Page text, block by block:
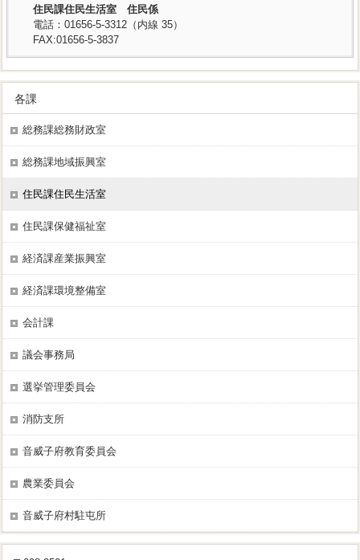
住民課住民生活室 住民係
電話：01656-5-3312（内線 35）
FAX:01656-5-3837
各課
総務課総務財政室
総務課地域振興室
住民課住民生活室
住民課保健福祉室
経済課産業振興室
経済課環境整備室
会計課
議会事務局
選挙管理委員会
消防支所
音威子府教育委員会
農業委員会
音威子府村駐屯所